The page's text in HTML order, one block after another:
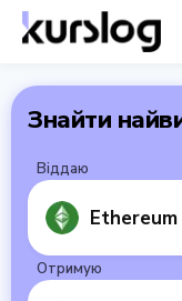
Знайти
Віддаю
Отримую